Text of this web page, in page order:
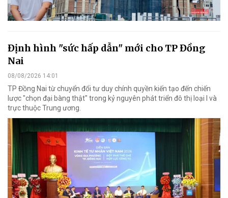
Định hình "sức hấp dẫn" mới cho TP Đồng
Nai
08/08/2026 14:01
TP Đồng Nai từ chuyển đổi tư duy chính quyền kiến tạo đến chiến
lược "chọn đại bàng thật" trong kỷ nguyên phát triển đô thị loại I và
trực thuộc Trung ương.